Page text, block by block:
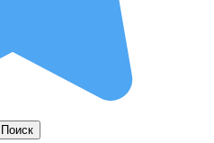
Поиск